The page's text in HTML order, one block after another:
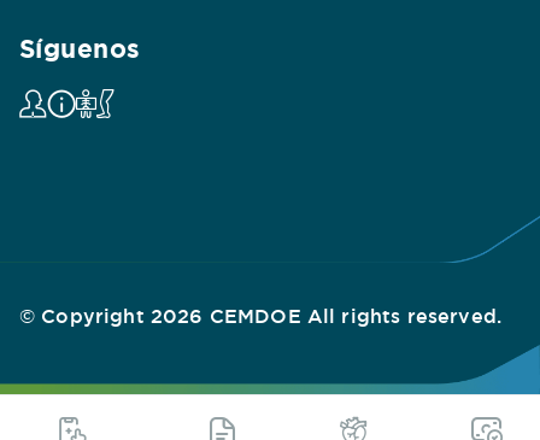
Síguenos
© Copyright 2026 CEMDOE All rights reserved.